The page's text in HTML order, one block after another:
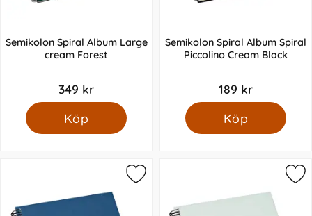
Semikolon Spiral Album Large
cream Forest
349 kr
Köp
Semikolon Spiral Album Spiral
Piccolino Cream Black
189 kr
Köp